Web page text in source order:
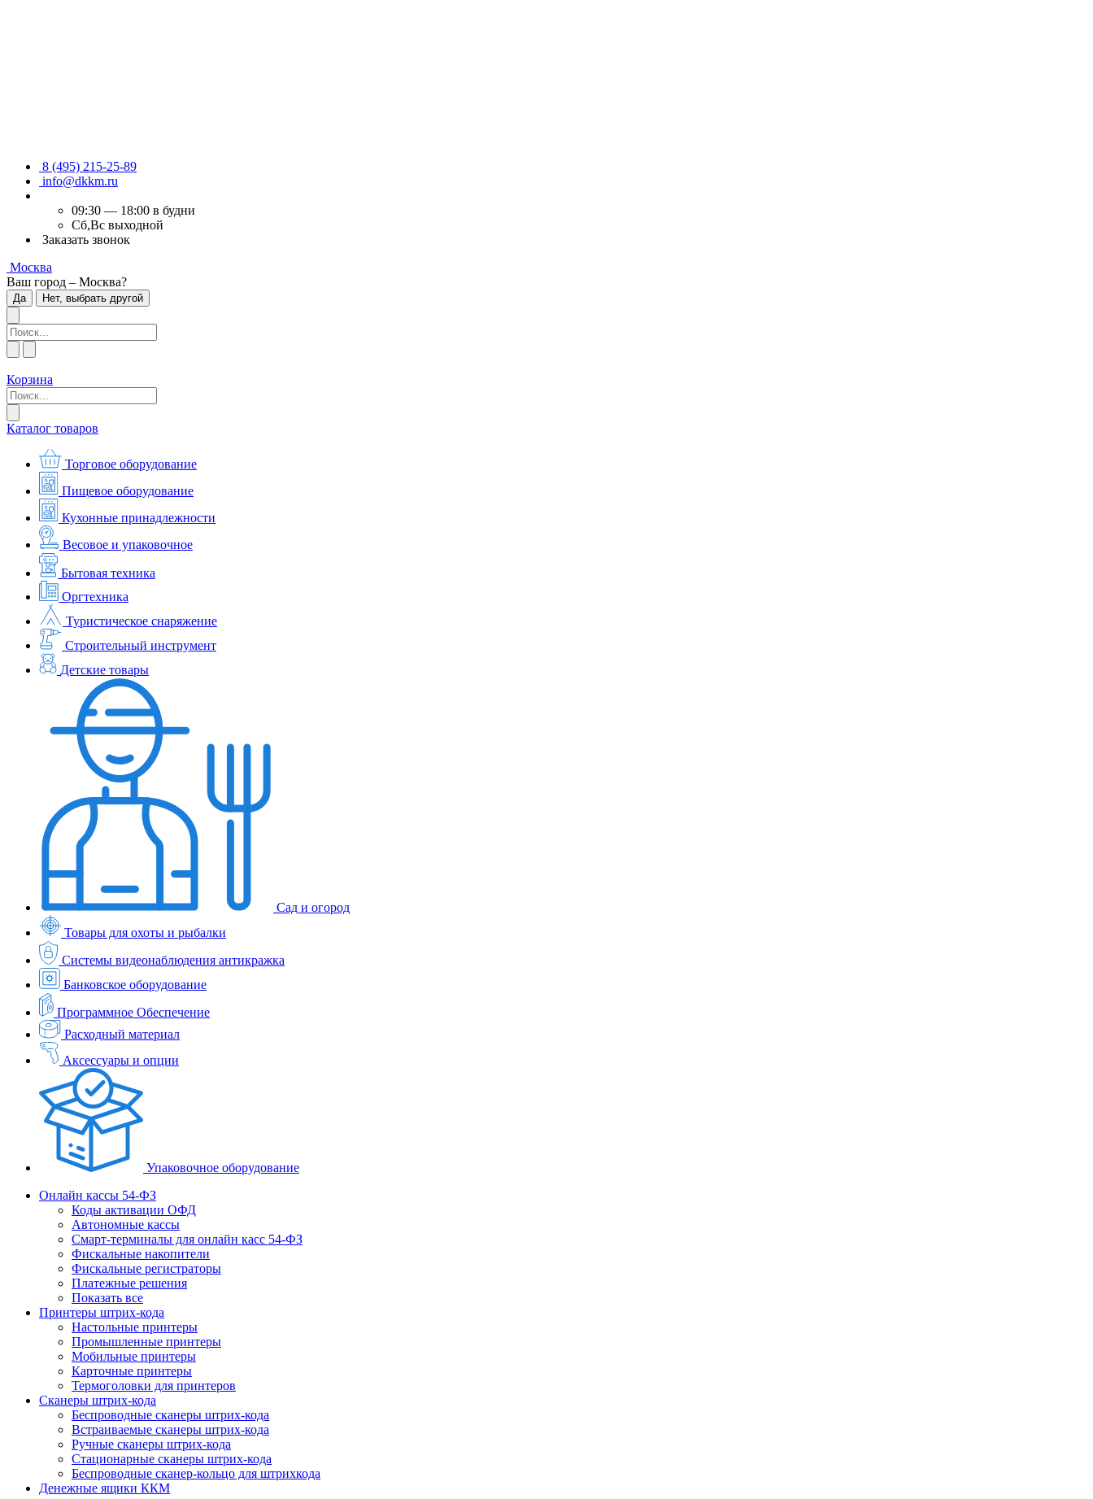
8 (495) 215-25-89
info@dkkm.ru
09:30 — 18:00 в будни
Сб,Вс выходной
Заказать звонок
Москва
Ваш город – Москва?
Да Нет, выбрать другой
Корзина
Каталог товаров
Торговое оборудование
Пищевое оборудование
Кухонные принадлежности
Весовое и упаковочное
Бытовая техника
Оргтехника
Туристическое снаряжение
Строительный инструмент
Детские товары
Сад и огород
Товары для охоты и рыбалки
Системы видеонаблюдения антикражка
Банковское оборудование
Программное Обеспечение
Расходный материал
Аксессуары и опции
Упаковочное оборудование
Онлайн кассы 54-ФЗ
Коды активации ОФД
Автономные кассы
Смарт-терминалы для онлайн касс 54-ФЗ
Фискальные накопители
Фискальные регистраторы
Платежные решения
Показать все
Принтеры штрих-кода
Настольные принтеры
Промышленные принтеры
Мобильные принтеры
Карточные принтеры
Термоголовки для принтеров
Сканеры штрих-кода
Беспроводные сканеры штрих-кода
Встраиваемые сканеры штрих-кода
Ручные сканеры штрих-кода
Стационарные сканеры штрих-кода
Беспроводные сканер-кольцо для штрихкода
Денежные ящики ККМ